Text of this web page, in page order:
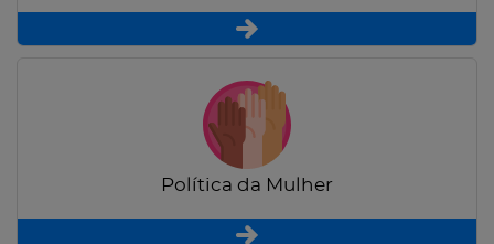
Política da Mulher